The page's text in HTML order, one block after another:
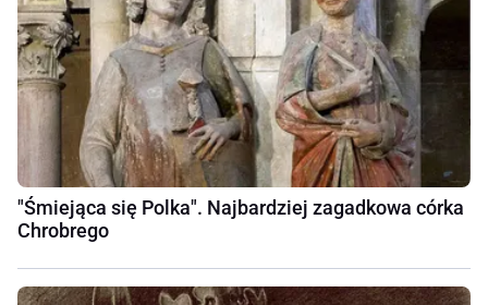
"Śmiejąca się Polka". Najbardziej zagadkowa córka
Chrobrego